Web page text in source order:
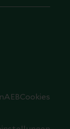
AEBCookies